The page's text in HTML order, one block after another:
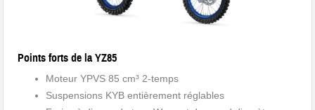
Points forts de la YZ85
Moteur YPVS 85 cm³ 2-temps
Suspensions KYB entièrement réglables